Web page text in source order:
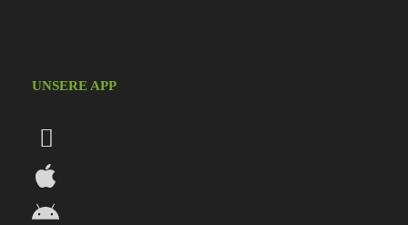
UNSERE APP